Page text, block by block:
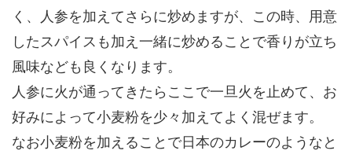
く、人参を加えてさらに炒めますが、この時、用意
したスパイスも加え一緒に炒めることで香りが立ち
風味なども良くなります。
人参に火が通ってきたらここで一旦火を止めて、お
好みによって小麦粉を少々加えてよく混ぜます。
なお小麦粉を加えることで日本のカレーのようなと